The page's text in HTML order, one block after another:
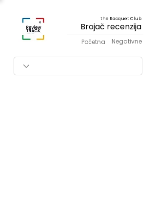
Brojač recenzija
Početna Negativne
the Racquet Club